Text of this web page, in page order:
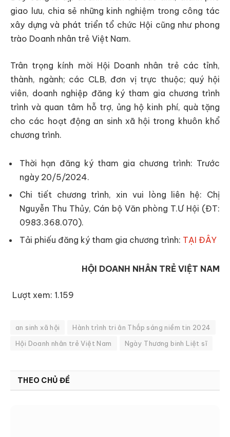
giao lưu, chia sẻ những kinh nghiệm trong công tác
xây dựng và phát triển tổ chức Hội cũng như phong
trào Doanh nhân trẻ Việt Nam.
Trân trọng kính mời Hội Doanh nhân trẻ các tỉnh,
thành, ngành; các CLB, đơn vị trực thuộc; quý hội
viên, doanh nghiệp đăng ký tham gia chương trình
trình và quan tâm hỗ trợ, ủng hộ kinh phí, quà tặng
cho các hoạt động an sinh xã hội trong khuôn khổ
chương trình.
Thời hạn đăng ký tham gia chương trình: Trước
ngày 20/5/2024.
Chi tiết chương trình, xin vui lòng liên hệ: Chị
Nguyễn Thu Thủy, Cán bộ Văn phòng T.Ư Hội (ĐT:
0983.368.070).
Tải phiếu đăng ký tham gia chương trình: TẠI ĐÂY
HỘI DOANH NHÂN TRẺ VIỆT NAM
Lượt xem: 1.159
an sinh xã hội
Hành trình tri ân Thắp sáng niềm tin 2024
Hội Doanh nhân trẻ Việt Nam
Ngày Thương binh Liệt sĩ
THEO CHỦ ĐỀ